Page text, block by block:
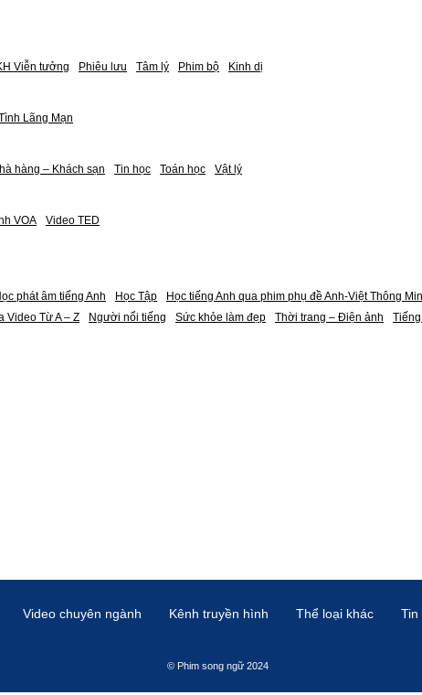
Viễn tưởng Phiêu lưu Tâm lý Phim bộ Kinh dị
Lãng Mạn
hàng – Khách sạn Tin học Toán học Vật lý
VOA Video TED
phát âm tiếng Anh Học Tập
Học tiếng Anh qua phim phụ đề Anh-Việt Thông
Video Từ A – Z Người nổi tiếng Sức khỏe làm đẹp Thời trang – Điện ảnh
Video chuyên ngành Kênh truyền hình Thể loại khác Tin
© Phim song ngữ 2024